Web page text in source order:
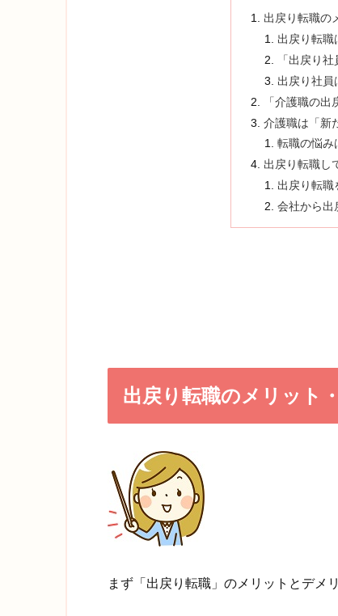
出戻り転職の
出戻り転職
「出戻り
出戻り社員
「介護職の
介護職は「新
転職の悩み
出戻り転職し
出戻り転職
会社から出
出戻り転職のメリット
まず「出戻り転職」のメリットとデメ